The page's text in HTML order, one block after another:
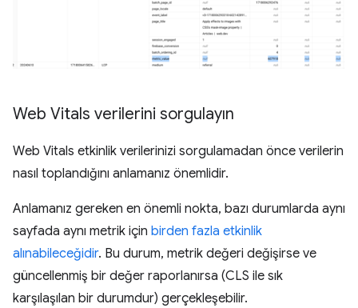
Web Vitals verilerini sorgulayın
Web Vitals etkinlik verilerinizi sorgulamadan önce verilerin
nasıl toplandığını anlamanız önemlidir.
Anlamanız gereken en önemli nokta, bazı durumlarda aynı
sayfada aynı metrik için birden fazla etkinlik
alınabileceğidir. Bu durum, metrik değeri değişirse ve
güncellenmiş bir değer raporlanırsa (CLS ile sık
karşılaşılan bir durumdur) gerçekleşebilir.